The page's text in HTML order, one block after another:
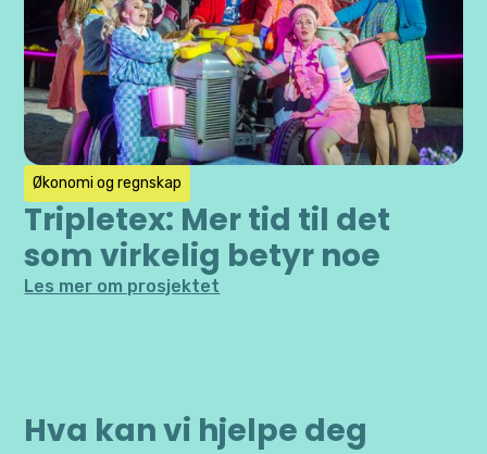
Økonomi og regnskap
Tripletex: Mer tid til det
som virkelig betyr noe
Les mer om prosjektet
Hva kan vi hjelpe deg